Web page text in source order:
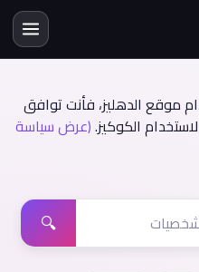
موقع الدهليز، فأنت توافق
الكوكيز.(عرض سياسة
🔍